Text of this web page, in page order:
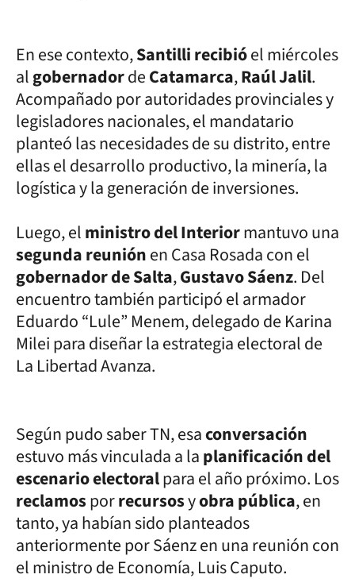
En ese contexto,Santilli recibióel miércoles
algobernadordeCatamarca,Raúl Jalil.
Acompañado por autoridades provinciales y
legisladores nacionales, el mandatario
planteó las necesidades de su distrito, entre
ellas el desarrollo productivo, la minería, la
logística y la generación de inversiones.
Luego, elministro del Interiormantuvo una
segunda reuniónen Casa Rosada con el
gobernador de Salta,Gustavo Sáenz. Del
encuentro también participó el armador
Eduardo “Lule” Menem, delegado de Karina
Milei para diseñar la estrategia electoral de
La Libertad Avanza.
Según pudo saber TN, esaconversación
estuvo más vinculada a laplanificación del
escenario electoralpara el año próximo. Los
reclamosporrecursosyobra pública, en
tanto, ya habían sido planteados
anteriormente por Sáenz en una reunión con
el ministro de Economía, Luis Caputo.